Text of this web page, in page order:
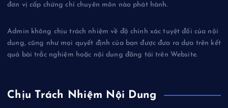
đơn vị cấp chứng chỉ chuyên môn nào phát hành.
Admin không chịu trách nhiệm về độ chính xác tuyệt đối của nội
dung, cũng như mọi quyết định của bạn được đưa ra dựa trên kết
quả bài trắc nghiệm hoặc nội dung đăng tải trên Website.
Chịu Trách Nhiệm Nội Dung